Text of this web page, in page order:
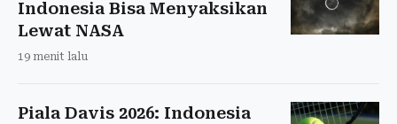
Indonesia Bisa Menyaksikan
Lewat NASA
19 menit lalu
Piala Davis 2026: Indonesia